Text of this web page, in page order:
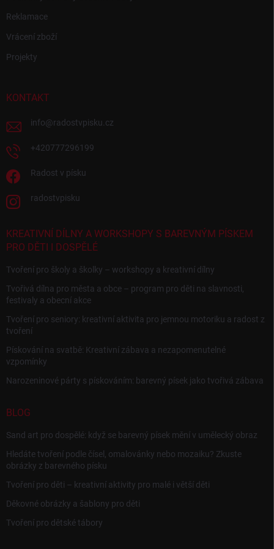
Reklamace
Vrácení zboží
Projekty
KONTAKT
info@radostvpisku.cz
+420777296199
Radost v písku
radostvpisku
KREATIVNÍ DÍLNY A WORKSHOPY S BAREVNÝM PÍSKEM
PRO DĚTI I DOSPĚLÉ
Tvoření pro školy a školky – workshopy a kreativní dílny
Tvořivá dílna pro města a obce – program pro děti na slavnosti,
festivaly a obecní akce
Tvoření pro seniory: kreativní aktivita pro jemnou motoriku a radost z
tvoření
Pískování na svatbě: Kreativní zábava a nezapomenutelné
vzpomínky
Narozeninové párty s pískováním: barevný písek jako tvořivá zábava
BLOG
Sand art pro dospělé: když se barevný písek mění v umělecký obraz
Hledáte tvoření podle čísel, omalovánky nebo mozaiku? Zkuste
obrázky z barevného písku
Tvoření pro děti – kreativní aktivity pro malé i větší děti
Děkovné obrázky a šablony pro děti
Tvoření pro dětské tábory